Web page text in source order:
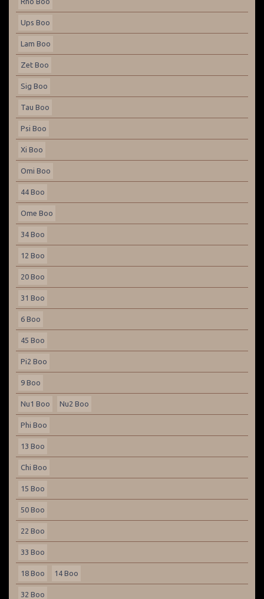
Ups Boo
Lam Boo
Zet Boo
Sig Boo
Tau Boo
Psi Boo
Xi Boo
Omi Boo
44 Boo
Ome Boo
34 Boo
12 Boo
20 Boo
31 Boo
6 Boo
45 Boo
Pi2 Boo
9 Boo
Nu1 Boo Nu2 Boo
Phi Boo
13 Boo
Chi Boo
15 Boo
50 Boo
22 Boo
33 Boo
18 Boo 14 Boo
32 Boo